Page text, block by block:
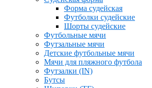
Форма судейская
Футболки судейские
Шорты судейские
Футбольные мячи
Футзальные мячи
Детские футбольные мячи
Мячи для пляжного футбола
Футзалки (IN)
Бутсы